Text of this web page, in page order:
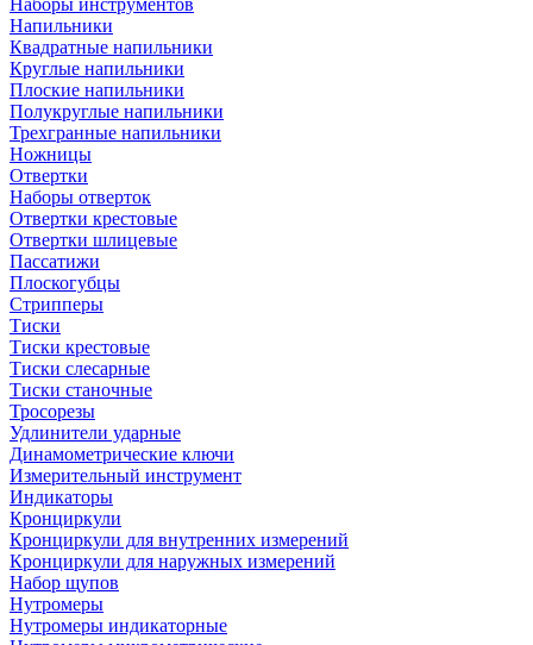
Наборы инструментов
Напильники
Квадратные напильники
Круглые напильники
Плоские напильники
Полукруглые напильники
Трехгранные напильники
Ножницы
Отвертки
Наборы отверток
Отвертки крестовые
Отвертки шлицевые
Пассатижи
Плоскогубцы
Стрипперы
Тиски
Тиски крестовые
Тиски слесарные
Тиски станочные
Тросорезы
Удлинители ударные
Динамометрические ключи
Измерительный инструмент
Индикаторы
Кронциркули
Кронциркули для внутренних измерений
Кронциркули для наружных измерений
Набор щупов
Нутромеры
Нутромеры индикаторные